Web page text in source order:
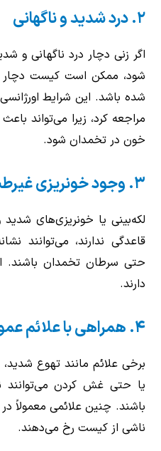
۲. درد شدید و ناگهانی
اگر زنی دچار درد ناگهانی و
شود، ممکن است کیست دچار
شده باشد. این شرایط
مراجعه کرد، زیرا می‌تواند
خون در تخمدان شود.
۳. وجود خونریزی غیرطبیعی
لکه‌بینی یا خونریزی‌های
قاعدگی ندارند، می‌توانند
حتی سرطان تخمدان باشند.
دارند.
۴. همراهی با علائم عمومی خطرناک
برخی علائم مانند تهوع
یا حتی غش کردن می‌توانند
باشند. چنین علائمی معمولاً
ناشی از کیست رخ می‌دهند.